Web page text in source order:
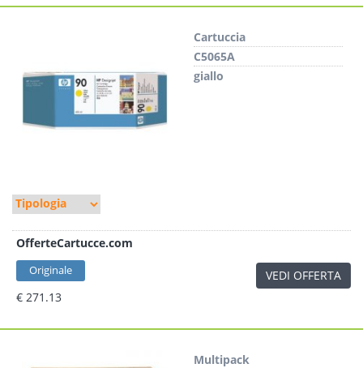
Cartuccia
C5065A
giallo
OfferteCartucce.com
Originale
€ 271.13
VEDI OFFERTA
Multipack